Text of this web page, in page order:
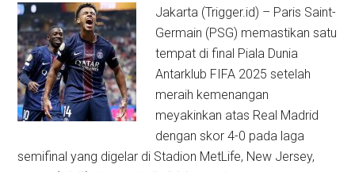
Jakarta (Trigger.id) – Paris Saint-
Germain (PSG) memastikan satu
tempat di final Piala Dunia
Antarklub FIFA 2025 setelah
meraih kemenangan
meyakinkan atas Real Madrid
dengan skor 4-0 pada laga
semifinal yang digelar di Stadion MetLife, New Jersey,